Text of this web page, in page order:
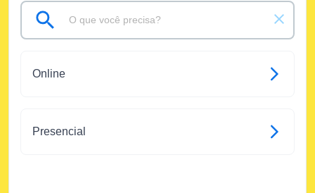
Online
Presencial